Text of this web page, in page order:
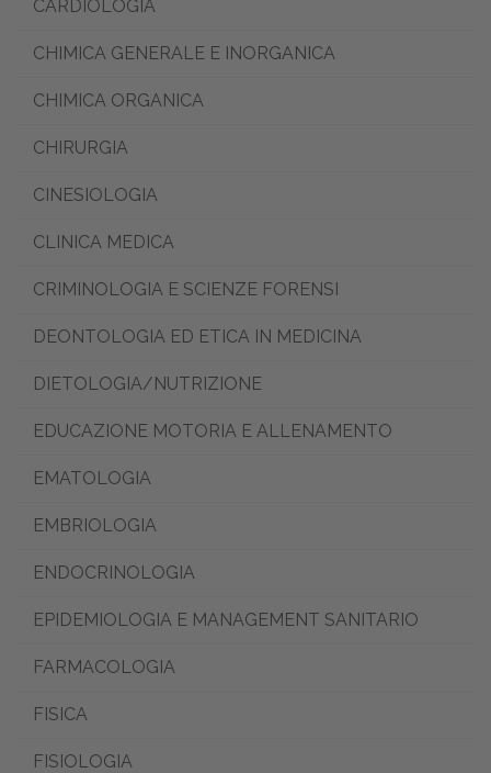
CARDIOLOGIA
CHIMICA GENERALE E INORGANICA
CHIMICA ORGANICA
CHIRURGIA
CINESIOLOGIA
CLINICA MEDICA
CRIMINOLOGIA E SCIENZE FORENSI
DEONTOLOGIA ED ETICA IN MEDICINA
DIETOLOGIA/NUTRIZIONE
EDUCAZIONE MOTORIA E ALLENAMENTO
EMATOLOGIA
EMBRIOLOGIA
ENDOCRINOLOGIA
EPIDEMIOLOGIA E MANAGEMENT SANITARIO
FARMACOLOGIA
FISICA
FISIOLOGIA